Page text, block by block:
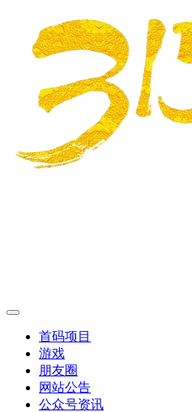
首码项目
游戏
朋友圈
网站公告
公众号资讯